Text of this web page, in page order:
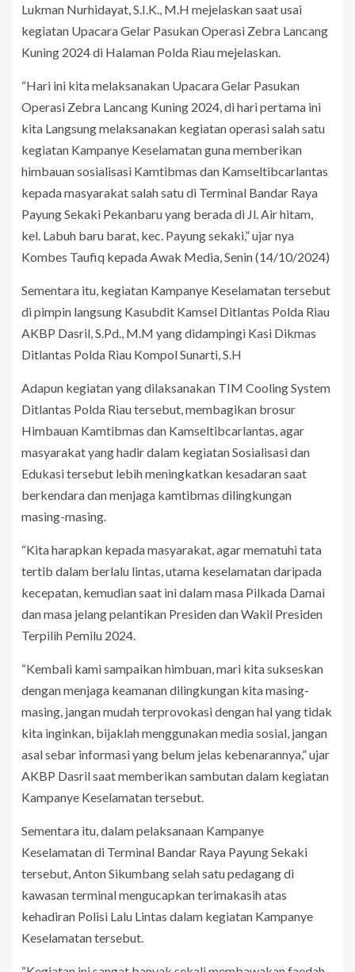
Lukman Nurhidayat, S.I.K., M.H mejelaskan saat usai
kegiatan Upacara Gelar Pasukan Operasi Zebra Lancang
Kuning 2024 di Halaman Polda Riau mejelaskan.
“Hari ini kita melaksanakan Upacara Gelar Pasukan
Operasi Zebra Lancang Kuning 2024, di hari pertama ini
kita Langsung melaksanakan kegiatan operasi salah satu
kegiatan Kampanye Keselamatan guna memberikan
himbauan sosialisasi Kamtibmas dan Kamseltibcarlantas
kepada masyarakat salah satu di Terminal Bandar Raya
Payung Sekaki Pekanbaru yang berada di Jl. Air hitam,
kel. Labuh baru barat, kec. Payung sekaki,” ujar nya
Kombes Taufiq kepada Awak Media, Senin (14/10/2024)
Sementara itu, kegiatan Kampanye Keselamatan tersebut
di pimpin langsung Kasubdit Kamsel Ditlantas Polda Riau
AKBP Dasril, S.Pd., M.M yang didampingi Kasi Dikmas
Ditlantas Polda Riau Kompol Sunarti, S.H
Adapun kegiatan yang dilaksanakan TIM Cooling System
Ditlantas Polda Riau tersebut, membagikan brosur
Himbauan Kamtibmas dan Kamseltibcarlantas, agar
masyarakat yang hadir dalam kegiatan Sosialisasi dan
Edukasi tersebut lebih meningkatkan kesadaran saat
berkendara dan menjaga kamtibmas dilingkungan
masing-masing.
“Kita harapkan kepada masyarakat, agar mematuhi tata
tertib dalam berlalu lintas, utama keselamatan daripada
kecepatan, kemudian saat ini dalam masa Pilkada Damai
dan masa jelang pelantikan Presiden dan Wakil Presiden
Terpilih Pemilu 2024.
“Kembali kami sampaikan himbuan, mari kita sukseskan
dengan menjaga keamanan dilingkungan kita masing-
masing, jangan mudah terprovokasi dengan hal yang tidak
kita inginkan, bijaklah menggunakan media sosial, jangan
asal sebar informasi yang belum jelas kebenarannya,” ujar
AKBP Dasril saat memberikan sambutan dalam kegiatan
Kampanye Keselamatan tersebut.
Sementara itu, dalam pelaksanaan Kampanye
Keselamatan di Terminal Bandar Raya Payung Sekaki
tersebut, Anton Sikumbang selah satu pedagang di
kawasan terminal mengucapkan terimakasih atas
kehadiran Polisi Lalu Lintas dalam kegiatan Kampanye
Keselamatan tersebut.